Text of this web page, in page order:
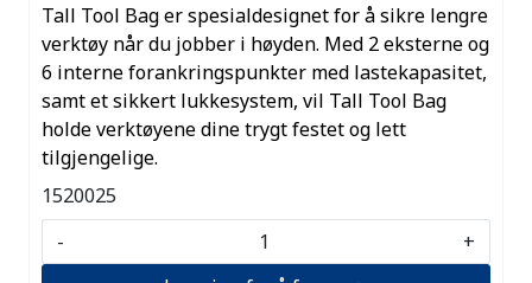
Tall Tool Bag er spesialdesignet for å sikre lengre
verktøy når du jobber i høyden. Med 2 eksterne og
6 interne forankringspunkter med lastekapasitet,
samt et sikkert lukkesystem, vil Tall Tool Bag
holde verktøyene dine trygt festet og lett
tilgjengelige.
1520025
-
+